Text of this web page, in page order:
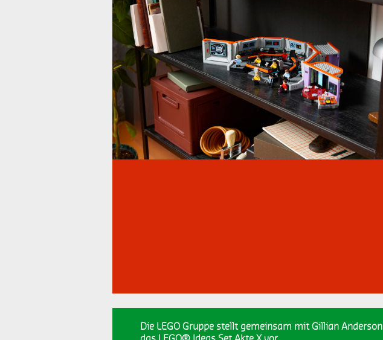
Aladdin
McLaren Rallyeauto
Spider Man Batman
Mondlandung NASA
Raumfahrt Umfrage
Adventskalender ab 5 Jahren
Die LEGO Gruppe stellt gemeinsam mit Gillian Anderson